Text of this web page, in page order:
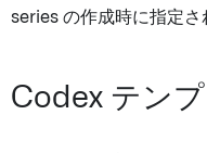
series の作成時に指定さ
Codex テンプ